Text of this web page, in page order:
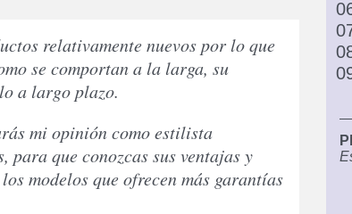
relativamente nuevos por lo que
se comportan a la larga, su
a largo plazo.
mi opinión como estilista
para que conozcas sus ventajas y
modelos que ofrecen más garantías